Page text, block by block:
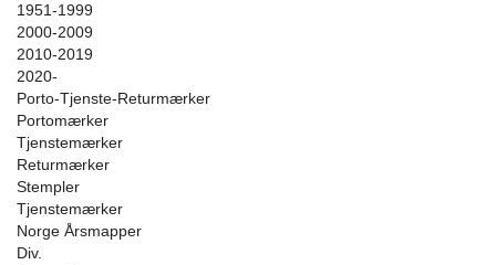
1951-1999
2000-2009
2010-2019
2020-
Porto-Tjenste-Returmærker
Portomærker
Tjenstemærker
Returmærker
Stempler
Tjenstemærker
Norge Årsmapper
Div.